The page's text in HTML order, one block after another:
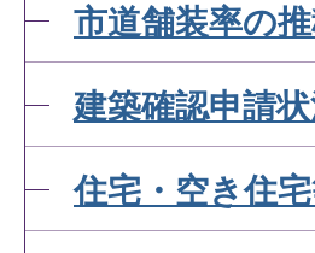
市道舗装率の
建築確認申請
住宅・空き住